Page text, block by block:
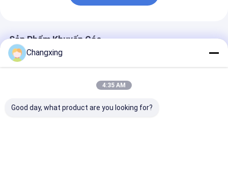
Sản Phẩm Khuyến Cáo
Changxing
4:35 AM
Good day, what product are you looking for?